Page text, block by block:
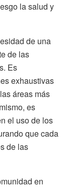
la salud y
de una
de las
Es
exhaustivas
áreas más
es
el uso de los
que cada
de las
en